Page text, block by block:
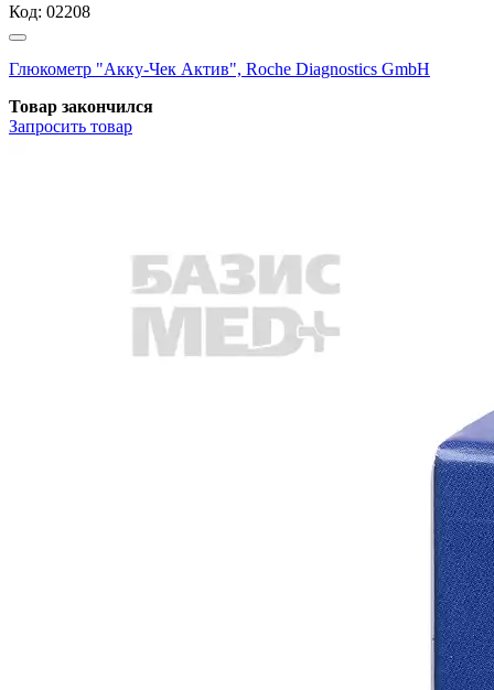
Код: 02208
Глюкометр "Акку-Чек Актив", Roche Diagnostics GmbH
Товар закончился
Запросить товар